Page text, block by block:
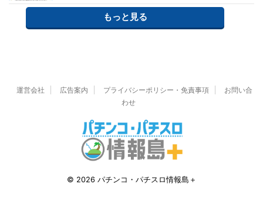
もっと見る
運営会社 広告案内 プライバシーポリシー・免責事項
お問い合
わせ
© 2026 パチンコ・パチスロ情報島＋